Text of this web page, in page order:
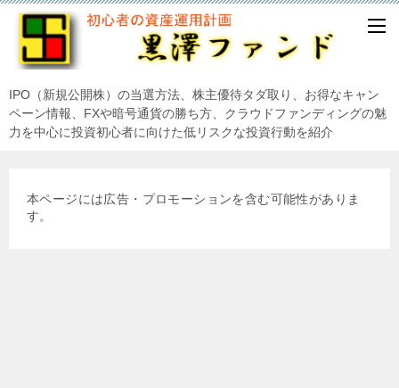
IPO（新規公開株）の当選方法、株主優待タダ取り、お得なキャン
ペーン情報、FXや暗号通貨の勝ち方、クラウドファンディングの魅
力を中心に投資初心者に向けた低リスクな投資行動を紹介
本ページには広告・プロモーションを含む可能性がありま
す。